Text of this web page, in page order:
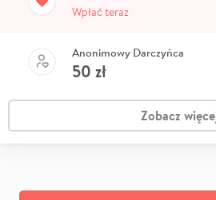
Wpłać teraz
Anonimowy Darczyńca
50 zł
Zobacz